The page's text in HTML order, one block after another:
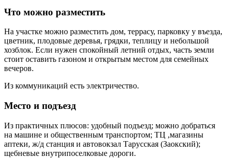
Что можно разместить
На участке можно разместить дом, террасу, парковку у въезда,
цветник, плодовые деревья, грядки, теплицу и небольшой
хозблок. Если нужен спокойный летний отдых, часть земли
стоит оставить газоном и открытым местом для семейных
вечеров.
Из коммуникаций есть электричество.
Место и подъезд
Из практичных плюсов: удобный подъезд; можно добраться
на машине и общественным транспортом; ТЦ ,магазины
аптеки, ж/д станция и автовокзал Тарусская (Заокский);
щебневые внутрипоселковые дороги.